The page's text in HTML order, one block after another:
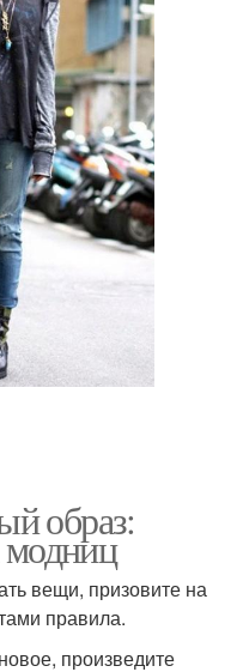
образ:
вещи, призовите на
правила.
произведите